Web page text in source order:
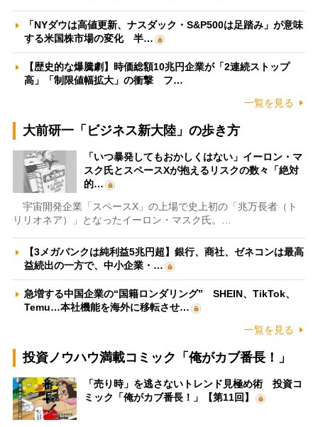
「NYダウは高値更新、ナスダック・S&P500は足踏み」が意味
する米国株市場の変化 半…
【歴史的な爆騰劇】時価総額10兆円企業が「2連続ストップ
高」「制限値幅拡大」の衝撃 フ…
一覧を見る
大前研一「ビジネス新大陸」の歩き方
「いつ暴発してもおかしくはない」イーロン・マ
スク氏とスペースXが抱えるリスクの数々「絶対
的…
宇宙開発企業「スペースX」の上場で史上初の「兆万長者（ト
リリオネア）」となったイーロン・マスク氏。…
【3メガバンクは純利益5兆円超】銀行、商社、ゼネコンは最高
益続出の一方で、中小企業・…
急増する中国企業の“国籍ロンダリング” SHEIN、TikTok、
Temu…本社機能を海外に移転させ…
一覧を見る
投資ノウハウ満載コミック「俺がカブ番長！」
「売り時」を逃さないトレンド見極め術 投資コ
ミック「俺がカブ番長！」【第11回】